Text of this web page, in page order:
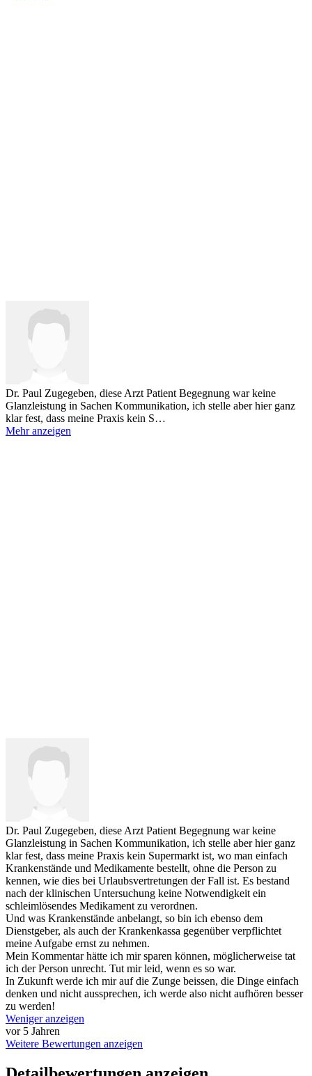
Dr. Paul Zugegeben, diese Arzt Patient Begegnung war keine
Glanzleistung in Sachen Kommunikation, ich stelle aber hier ganz
klar fest, dass meine Praxis kein S…
Mehr anzeigen
Dr. Paul Zugegeben, diese Arzt Patient Begegnung war keine
Glanzleistung in Sachen Kommunikation, ich stelle aber hier ganz
klar fest, dass meine Praxis kein Supermarkt ist, wo man einfach
Krankenstände und Medikamente bestellt, ohne die Person zu
kennen, wie dies bei Urlaubsvertretungen der Fall ist. Es bestand
nach der klinischen Untersuchung keine Notwendigkeit ein
schleimlösendes Medikament zu verordnen.
Und was Krankenstände anbelangt, so bin ich ebenso dem
Dienstgeber, als auch der Krankenkassa gegenüber verpflichtet
meine Aufgabe ernst zu nehmen.
Mein Kommentar hätte ich mir sparen können, möglicherweise tat
ich der Person unrecht. Tut mir leid, wenn es so war.
In Zukunft werde ich mir auf die Zunge beissen, die Dinge einfach
denken und nicht aussprechen, ich werde also nicht aufhören besser
zu werden!
Weniger anzeigen
vor 5 Jahren
Weitere Bewertungen anzeigen